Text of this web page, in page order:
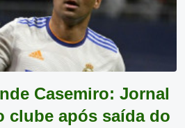
Casemiro: Jornal
clube após saída do